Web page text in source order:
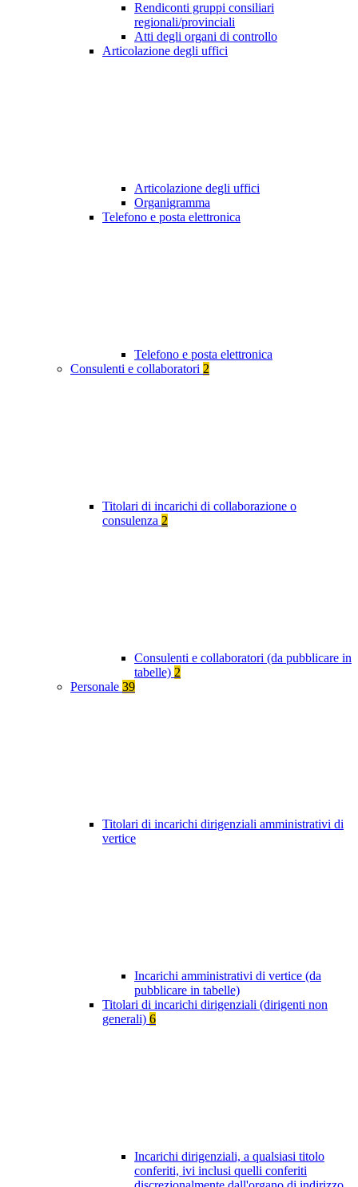
Rendiconti gruppi consiliari
regionali/provinciali
Atti degli organi di controllo
Articolazione degli uffici
Articolazione degli uffici
Organigramma
Telefono e posta elettronica
Telefono e posta elettronica
Consulenti e collaboratori 2
Titolari di incarichi di collaborazione o
consulenza 2
Consulenti e collaboratori (da pubblicare in
tabelle) 2
Personale 39
Titolari di incarichi dirigenziali amministrativi di
vertice
Incarichi amministrativi di vertice (da
pubblicare in tabelle)
Titolari di incarichi dirigenziali (dirigenti non
generali) 6
Incarichi dirigenziali, a qualsiasi titolo
conferiti, ivi inclusi quelli conferiti